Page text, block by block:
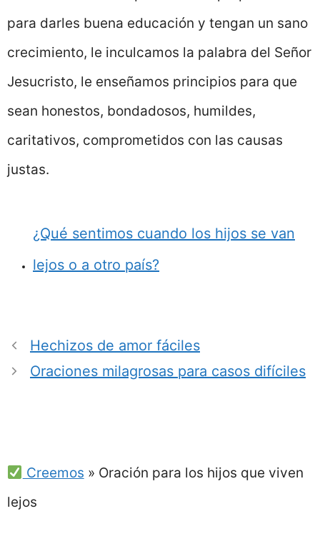
para darles buena educación y tengan un sano
crecimiento, le inculcamos la palabra del Señor
Jesucristo, le enseñamos principios para que
sean honestos, bondadosos, humildes,
caritativos, comprometidos con las causas
justas.
¿Qué sentimos cuando los hijos se van
lejos o a otro país?
Hechizos de amor fáciles
Oraciones milagrosas para casos difíciles
Creemos » Oración para los hijos que viven
lejos